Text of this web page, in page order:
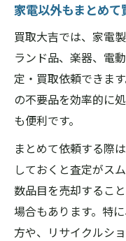
家電以外もまとめ
買取大吉では、家電
ランド品、楽器、電
定・買取依頼できま
の不要品を効率的に
も便利です。
まとめて依頼する際
しておくと査定がス
数品目を売却するこ
場合もあります。特
方や、リサイクルシ